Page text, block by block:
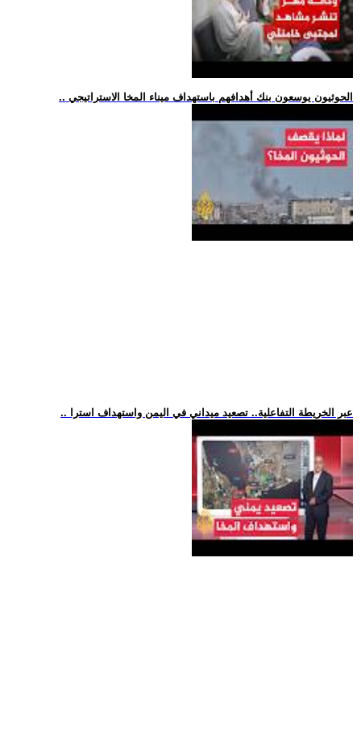
.. الحوثيون يوسعون بنك أهدافهم باستهداف ميناء المخا الاستراتيجي
.. عبر الخريطة التفاعلية.. تصعيد ميداني في اليمن واستهداف استرا